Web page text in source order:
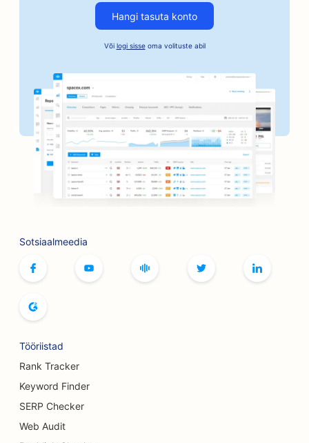
SEO autoettevõtetele
SEO pagaritöökodadele
SEO juuksuripoodidele
SEO grillimisvõimaluste jaoks
SEO boutique'idele
SEO Botoxi ja täiteainete teenuste jaoks
SEO raamatupoodidele
SEO rindade suurendamise teenuste jaoks
SEO buffet-restoranidele
SEO Burgeri veoautodele
Hangi tasuta konto
Või logi sisseoma volituste abil
Sotsiaalmeedia
Tööriistad
Rank Tracker
Keyword Finder
SERP Checker
Web Audit